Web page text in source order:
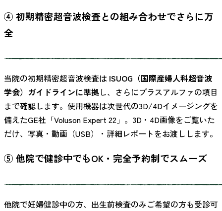
④ 初期精密超音波検査との組み合わせでさらに万
全
当院の初期精密超音波検査は ISUOG（国際産婦人科超音波
学会）ガイドラインに準拠し、さらにプラスアルファの項目
まで確認します。使用機器は次世代の3D/4Dイメージングを
備えたGE社「Voluson Expert 22」。3D・4D画像をご覧いた
だけ、写真・動画（USB）・詳細レポートをお渡しします。
⑤ 他院で健診中でもOK・完全予約制でスムーズ
他院で妊婦健診中の方、出生前検査のみご希望の方も受診可